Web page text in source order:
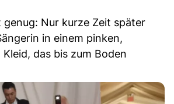
Nur kurze Zeit später
in einem pinken,
das bis zum Boden